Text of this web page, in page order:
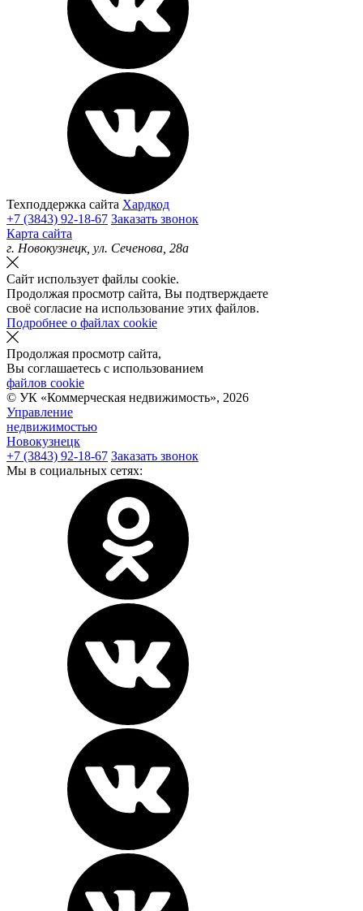
Техподдержка сайта Хардкод
+7 (3843) 92-18-67 Заказать звонок
Карта сайта
г. Новокузнецк, ул. Сеченова, 28а
Сайт использует файлы cookie.
Продолжая просмотр сайта, Вы подтверждаете
своё согласие на использование этих файлов.
Подробнее о файлах cookie
Продолжая просмотр сайта,
Вы соглашаетесь с использованием
файлов cookie
© УК «Коммерческая недвижимость», 2026
Управление
недвижимостью
Новокузнецк
+7 (3843) 92-18-67 Заказать звонок
Мы в социальных сетях: